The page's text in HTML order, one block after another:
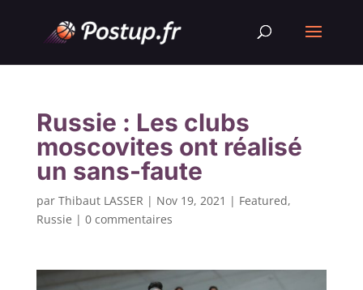
Russie : Les clubs
moscovites ont réalisé
un sans-faute
par Thibaut LASSER | Nov 19, 2021 | Featured,
Russie | 0 commentaires